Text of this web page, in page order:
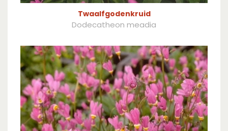
Twaalfgodenkruid
Dodecatheon meadia